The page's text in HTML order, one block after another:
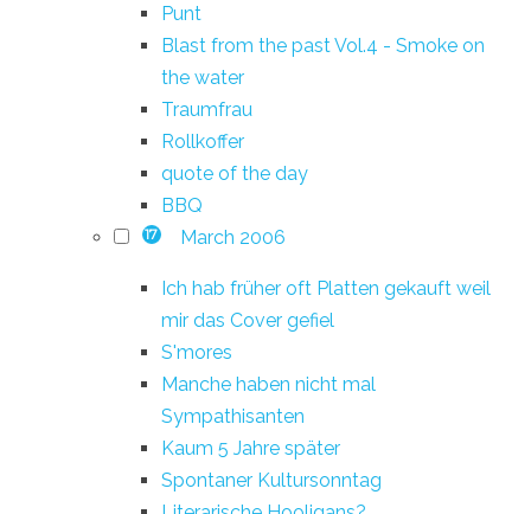
Punt
Blast from the past Vol.4 - Smoke on
the water
Traumfrau
Rollkoffer
quote of the day
BBQ
17 March 2006
Ich hab früher oft Platten gekauft weil
mir das Cover gefiel
S'mores
Manche haben nicht mal
Sympathisanten
Kaum 5 Jahre später
Spontaner Kultursonntag